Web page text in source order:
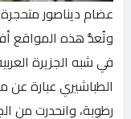
عضام ديناصور
وتُعدُّ هذه المواقع
في شبه الجزيرة
الطباشيري عبارة عن
رطوبة، وانحدرت من